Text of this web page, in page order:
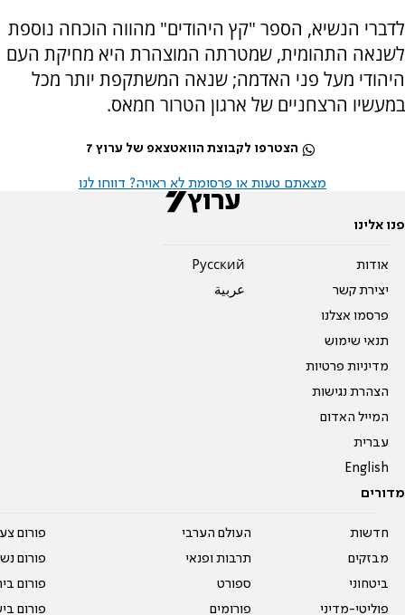
לדברי הנשיא, הספר "קץ היהודים" מהווה הוכחה נוספת
לשנאה התהומית, שמטרתה המוצהרת היא מחיקת העם
היהודי מעל פני האדמה; שנאה המשתקפת יותר מכל
במעשיו הרצחניים של ארגון הטרור חמאס.
הצטרפו לקבוצת הוואטצאפ של ערוץ 7
מצאתם טעות או פרסומת לא ראויה? דווחו לנו
פנו אלינו
אודות
יצירת קשר
פרסמו אצלנו
תנאי שימוש
מדיניות פרטיות
הצהרת נגישות
המייל האדום
עברית
English
Pусский
عربية
מדורים
חדשות
מבזקים
ביטחוני
פוליטי-מדיני
העולם הערבי
תרבות ופנאי
ספורט
פורומים
פורום
פורום
פורום
פורום